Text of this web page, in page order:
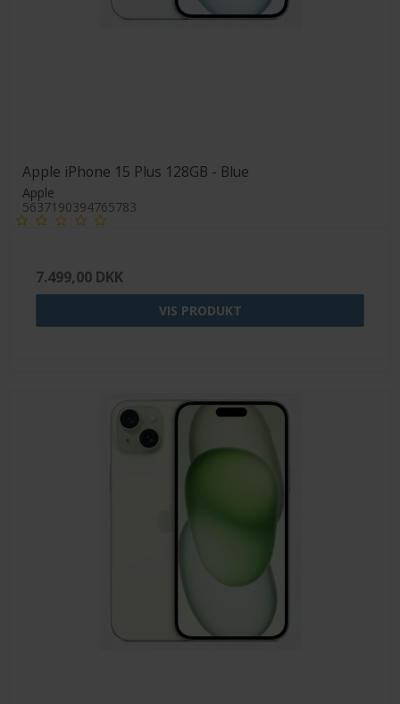
Apple iPhone 15 Plus 128GB - Blue
Apple
5637190394765783
7.499,00 DKK
VIS PRODUKT